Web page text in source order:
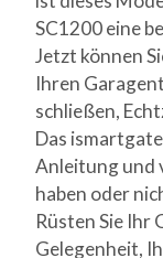
SC1200 eine
Jetzt können
Ihren
schließen,
Das
Anleitung und
haben oder
Rüsten Sie Ihr
Gelegenheit,